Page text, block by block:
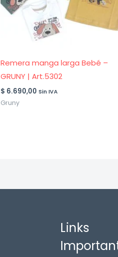
Remera manga larga Bebé –
GRUNY | Art.5302
$ 6.690,00 Sin IVA
Gruny
Links